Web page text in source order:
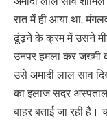
रात में ही आया था.
ढूंढ़ने के क्रम में उसने
उनपर हमला कर जख्मी
उसे अमादी लाल साव
का इलाज सदर
बाहर बताई जा रही है।